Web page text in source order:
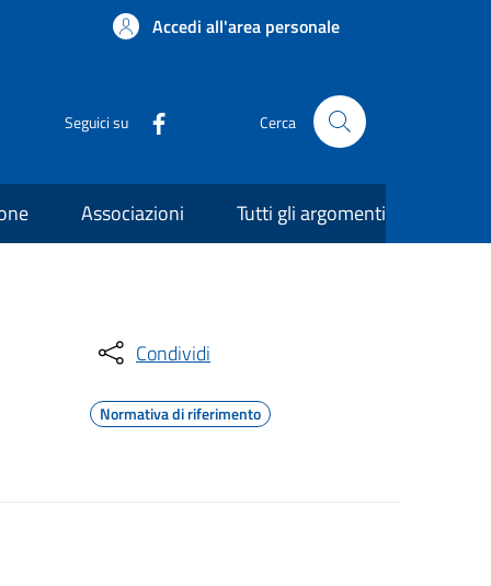
Accedi all'area personale
Seguici su Cerca
Associazioni Tutti gli argomenti
Condividi
Normativa di riferimento